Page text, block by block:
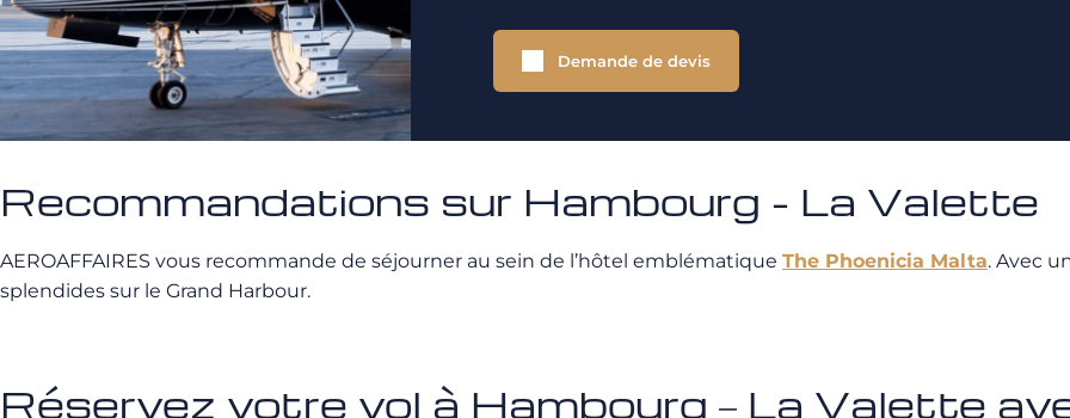
Demande de devis
Recommandations sur Hambourg - La Valette
AEROAFFAIRES vous recommande de séjourner au sein de l’hôtel emblématique The Phoenicia Malta. Avec
splendides sur le Grand Harbour.
Réservez votre vol à Hambourg – La Valette